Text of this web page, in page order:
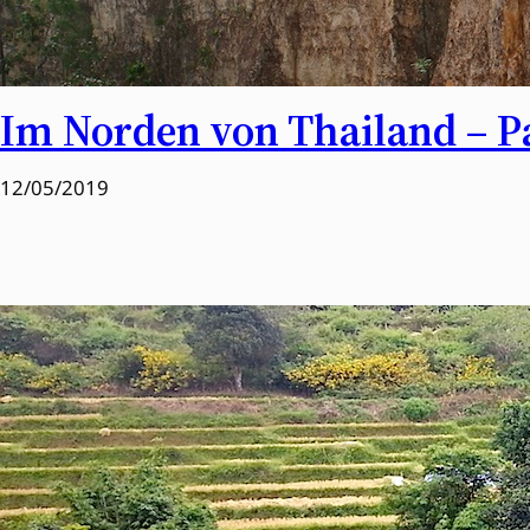
Im Norden von Thailand –
12/05/2019